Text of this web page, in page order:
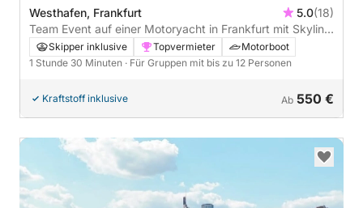
Westhafen, Frankfurt 5.0(18)
Team Event auf einer Motoryacht in Frankfurt mit Skyline
Ausblick - 1h30
Skipper inklusive Topvermieter
Motorboot
1 Stunde 30 Minuten · Für Gruppen mit bis zu 12 Personen
Kraftstoff inklusive Ab 550 €